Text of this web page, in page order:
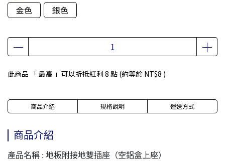
金色
銀色
此商品 「 最高 」可以折抵紅利 8 點 (約等於 NT$8 )
商品介紹 規格說明 運送方式
商品介紹
產品名稱 : 地板附接地雙插座（空鋁盒上座）